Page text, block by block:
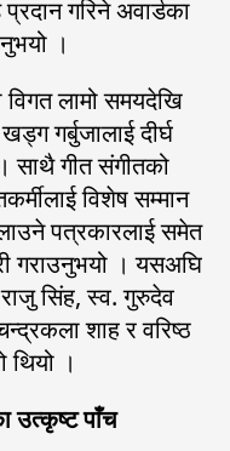
गरिने अवार्डका
।
विगत लामो समयदेखि
गर्बुजालाई दीर्घ
साथै गीत संगीतको
विशेष सम्मान
पत्रकारलाई समेत
गराउनुभयो । यसअघि
राजु सिंह, स्व. गुरुदेव
शाह र वरिष्ठ
थियो ।
उत्कृष्ट पाँच